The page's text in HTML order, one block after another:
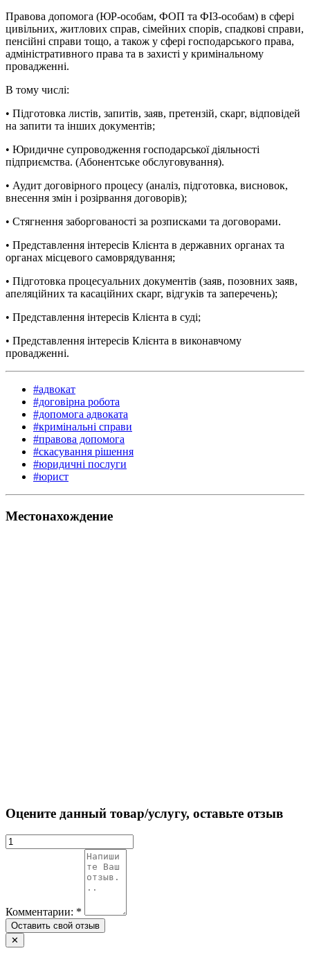
Правова допомога (ЮР-особам, ФОП та ФІЗ-особам) в сфері
цивільних, житлових справ, сімейних спорів, спадкові справи,
пенсійні справи тощо, а також у сфері господарського права,
адміністративного права та в захисті у кримінальному
провадженні.
В тому числі:
• Підготовка листів, запитів, заяв, претензій, скарг, відповідей
на запити та інших документів;
• Юридичне супроводження господарської діяльності
підприємства. (Абонентське обслуговування).
• Аудит договірного процесу (аналіз, підготовка, висновок,
внесення змін і розірвання договорів);
• Стягнення заборгованості за розписками та договорами.
• Представлення інтересів Клієнта в державних органах та
органах місцевого самоврядування;
• Підготовка процесуальних документів (заяв, позовних заяв,
апеляційних та касаційних скарг, відгуків та заперечень);
• Представлення інтересів Клієнта в суді;
• Представлення інтересів Клієнта в виконавчому
провадженні.
#адвокат
#договірна робота
#допомога адвоката
#кримінальні справи
#правова допомога
#скасування рішення
#юридичні послуги
#юрист
Местонахождение
Оцените данный товар/услугу, оставьте отзыв
Комментарии: *
✕